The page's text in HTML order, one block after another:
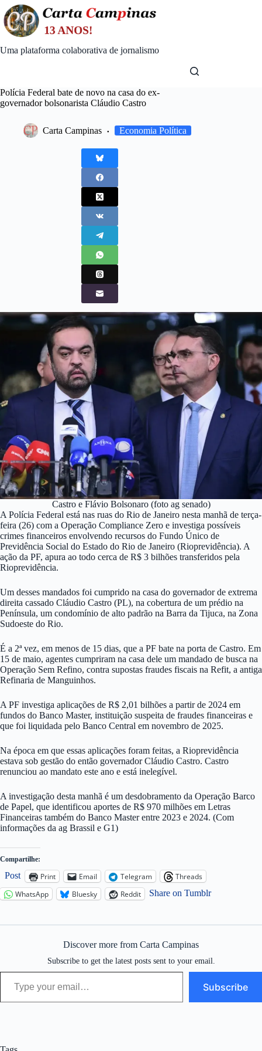
Skip
to
content
Uma plataforma colaborativa de jornalismo
Polícia Federal bate de novo na casa do ex-
governador bolsonarista Cláudio Castro
Carta Campinas Economia Política
Castro e Flávio Bolsonaro (foto ag senado)
A Polícia Federal está nas ruas do Rio de Janeiro nesta manhã de terça-
feira (26) com a Operação Compliance Zero e investiga possíveis
crimes financeiros envolvendo recursos do Fundo Único de
Previdência Social do Estado do Rio de Janeiro (Rioprevidência). A
ação da PF, apura ao todo cerca de R$ 3 bilhões transferidos pela
Rioprevidência.
Um desses mandados foi cumprido na casa do governador de extrema
direita cassado Cláudio Castro (PL), na cobertura de um prédio na
Península, um condomínio de alto padrão na Barra da Tijuca, na Zona
Sudoeste do Rio.
É a 2ª vez, em menos de 15 dias, que a PF bate na porta de Castro. Em
15 de maio, agentes cumpriram na casa dele um mandado de busca na
Operação Sem Refino, contra supostas fraudes fiscais na Refit, a antiga
Refinaria de Manguinhos.
A PF investiga aplicações de R$ 2,01 bilhões a partir de 2024 em
fundos do Banco Master, instituição suspeita de fraudes financeiras e
que foi liquidada pelo Banco Central em novembro de 2025.
Na época em que essas aplicações foram feitas, a Rioprevidência
estava sob gestão do então governador Cláudio Castro. Castro
renunciou ao mandato este ano e está inelegível.
A investigação desta manhã é um desdobramento da Operação Barco
de Papel, que identificou aportes de R$ 970 milhões em Letras
Financeiras também do Banco Master entre 2023 e 2024. (Com
informações da ag Brassil e G1)
Compartilhe:
Post Print Email Telegram
Threads
WhatsApp
Bluesky Reddit Share on Tumblr
Discover more from Carta Campinas
Subscribe to get the latest posts sent to your email.
Type your email…
Subscribe